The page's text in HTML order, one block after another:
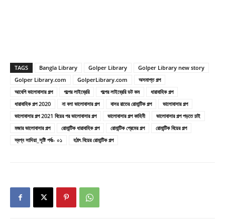
TAGS Bangla Library Golper Library
Golper Library new story
Golper Library.com
GolperLibrary.com
অসমাপ্ত গল্প
আবেগি ভালোবাসার গল্প
গল্পের লাইব্রেরি গল্পের লাইব্রেরি ডট কম
ধারাবাহিক গল্প
ধারাবাহিক গল্প 2020
না বলা ভালোবাসার গল্প বাসর রাতের রোমান্টিক গল্প
ভালোবাসার গল্প
ভালোবাসার গল্প 2021 বিয়ের পর ভালোবাসার গল্প
ভালোবাসার গল্প কাহিনী
ভালোবাসার গল্প পড়তে চাই
মজার ভালোবাসার গল্প
রোমান্টিক ধারাবাহিক গল্প রোমান্টিক প্রেমের গল্প
রোমান্টিক বিয়ের গল্প
স্বপ্ন সাদিয়া_সৃষ্টি পর্বঃ- ০১
হঠাৎ বিয়ের রোমান্টিক গল্প